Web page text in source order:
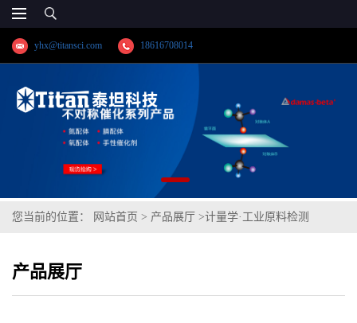
yhx@titansci.com 18616708014
您当前的位置： 网站首页 > 产品展厅 >计量学·工业原料检测
产品展厅